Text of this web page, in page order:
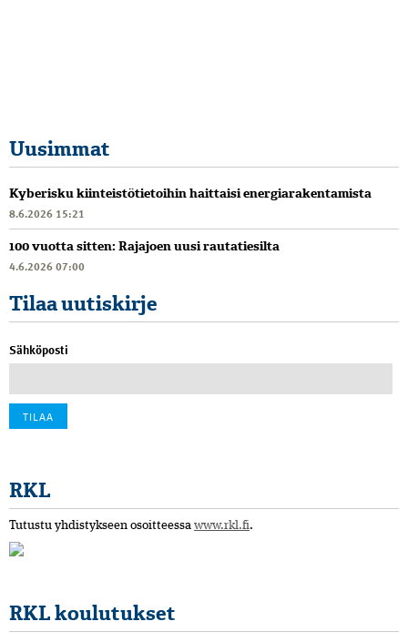
Uusimmat
Kyberisku kiinteistötietoihin haittaisi energiarakentamista
8.6.2026 15:21
100 vuotta sitten: Rajajoen uusi rautatiesilta
4.6.2026 07:00
Tilaa uutiskirje
Sähköposti
RKL
Tutustu yhdistykseen osoitteessa www.rkl.fi.
RKL koulutukset